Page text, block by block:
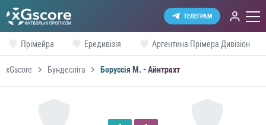
ТЕЛЕГРАМ
Прімейра Ередивізія Аргентина Прімера Дивізіон
xGscore Бундесліга Боруссія М. - Айнтрахт